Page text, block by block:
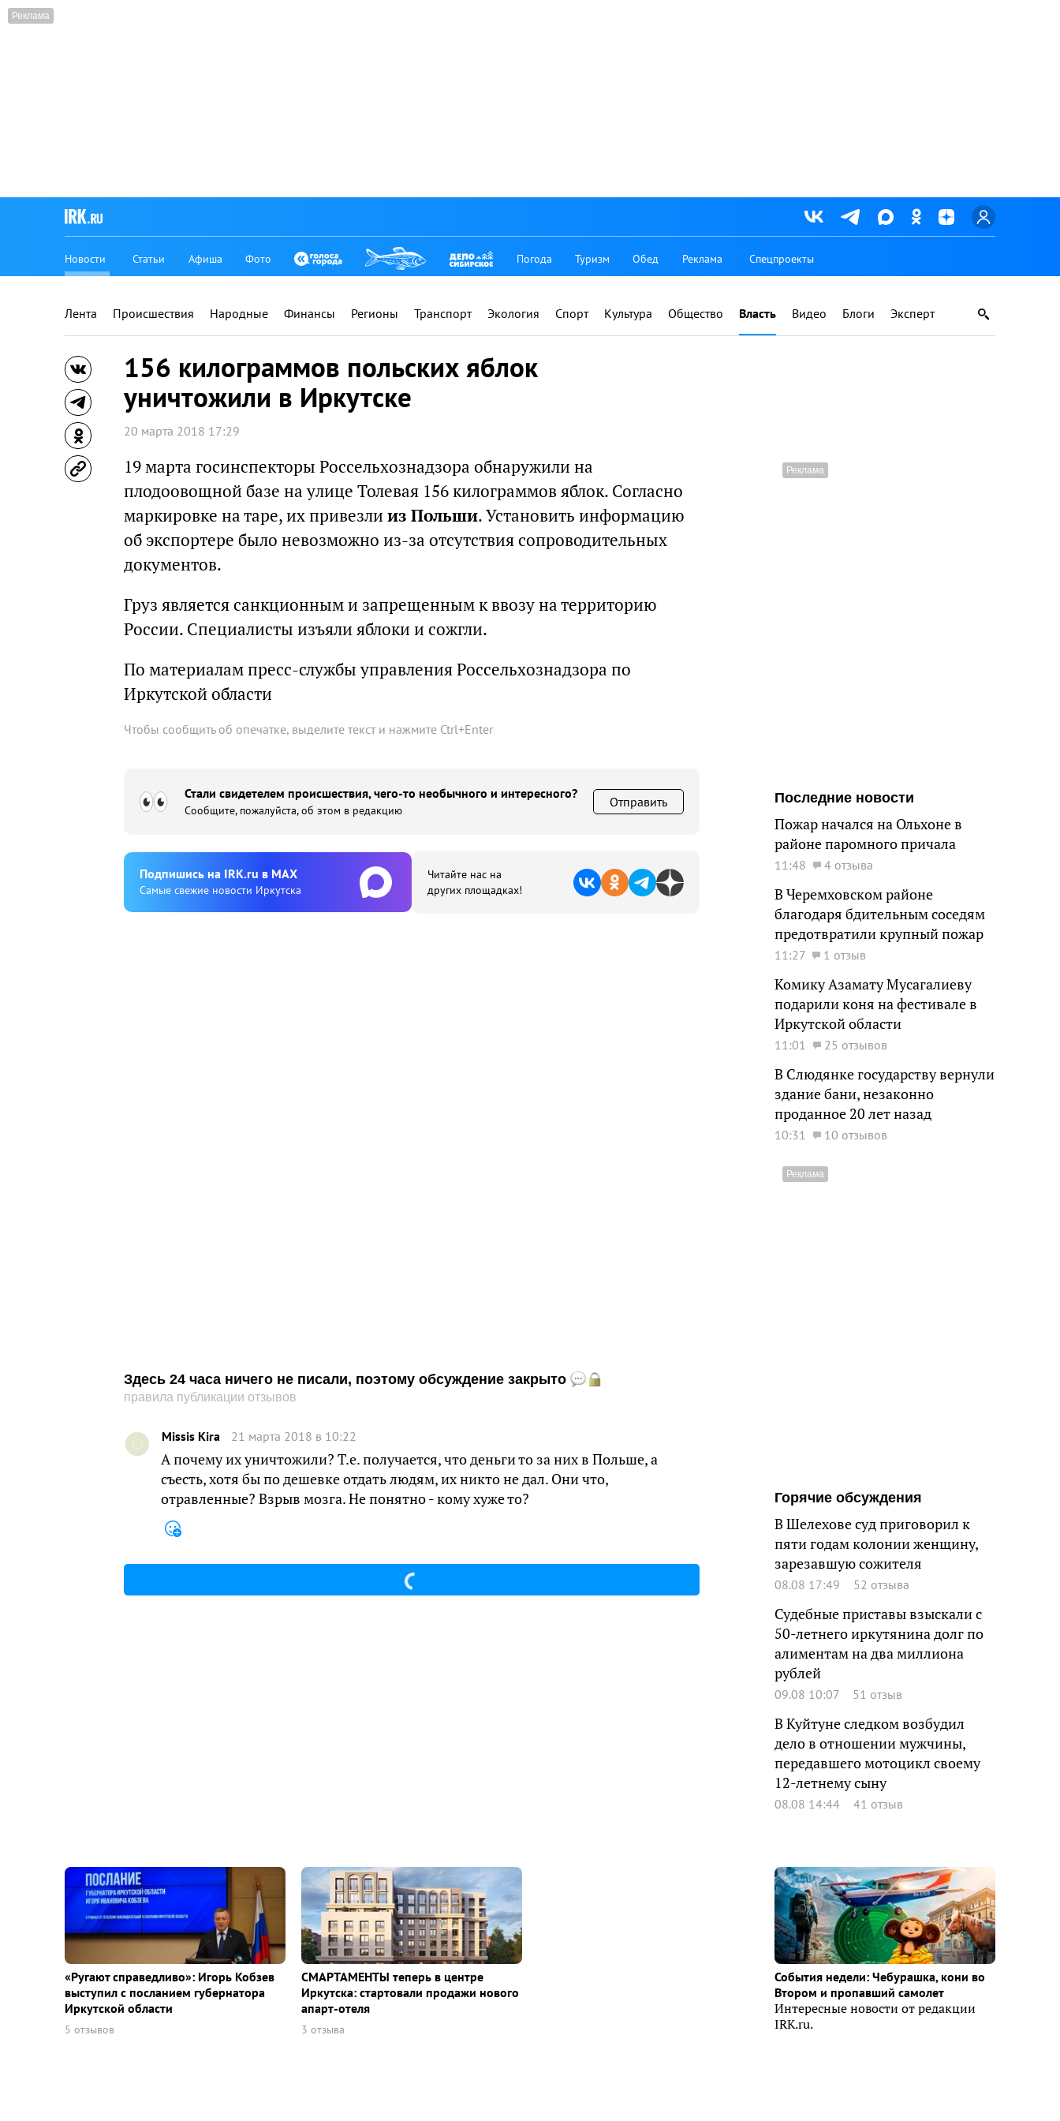
Новости Статьи Афиша Фото Погода Туризм Обед Реклама Спецпроекты
Лента Происшествия Народные Финансы Регионы Транспорт Экология Спорт Культура Общество Власть Видео Блоги Эксперт
156 килограммов польских яблок
уничтожили в Иркутске
20 марта 2018 17:29
19 марта госинспекторы Россельхознадзора обнаружили на
плодоовощной базе на улице Толевая 156 килограммов яблок. Согласно
маркировке на таре, их привезли из Польши. Установить информацию
об экспортере было невозможно из-за отсутствия сопроводительных
документов.
Груз является санкционным и запрещенным к ввозу на территорию
России. Специалисты изъяли яблоки и сожгли.
По материалам пресс-службы управления Россельхознадзора по
Иркутской области
Чтобы сообщить об опечатке, выделите текст и нажмите Ctrl+Enter
Стали свидетелем происшествия, чего-то необычного и интересного?
Сообщите, пожалуйста, об этом в редакцию
Отправить
Подпишиcь на IRK.ru в MAX
Cамые свежие новости Иркутска
Читайте нас на
других площадках!
Здесь 24 часа ничего не писали, поэтому обсуждение закрыто
правила публикации отзывов
Missis Kira 21 марта 2018 в 10:22
А почему их уничтожили? Т.е. получается, что деньги то за них в Польше, а
съесть, хотя бы по дешевке отдать людям, их никто не дал. Они что,
отравленные? Взрыв мозга. Не понятно - кому хуже то?
Последние новости
Пожар начался на Ольхоне в
районе паромного причала
11:48 4 отзыва
В Черемховском районе
благодаря бдительным соседям
предотвратили крупный пожар
11:27 1 отзыв
Комику Азамату Мусагалиеву
подарили коня на фестивале в
Иркутской области
11:01 25 отзывов
В Слюдянке государству вернули
здание бани, незаконно
проданное 20 лет назад
10:31 10 отзывов
Горячие обсуждения
В Шелехове суд приговорил к
пяти годам колонии женщину,
зарезавшую сожителя
08.08 17:49 52 отзыва
Судебные приставы взыскали с
50-летнего иркутянина долг по
алиментам на два миллиона
рублей
09.08 10:07 51 отзыв
В Куйтуне следком возбудил
дело в отношении мужчины,
передавшего мотоцикл своему
12-летнему сыну
08.08 14:44 41 отзыв
«Ругают справедливо»: Игорь Кобзев
выступил с посланием губернатора
Иркутской области
5 отзывов
СМАРТАМЕНТЫ теперь в центре
Иркутска: стартовали продажи нового
апарт-отеля
3 отзыва
События недели: Чебурашка, кони во
Втором и пропавший самолет
Интересные новости от редакции
IRK.ru.